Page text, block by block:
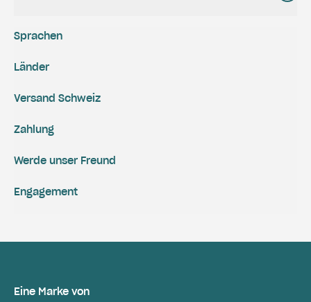
Versand Schweiz
Zahlung
Engagement
Werde unser Freund
Sprachen
Länder
Eine Marke von